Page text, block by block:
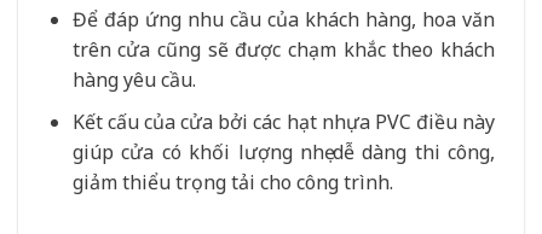
Để đáp ứng nhu cầu của khách hàng, hoa văn
trên cửa cũng sẽ được chạm khắc theo khách
hàng yêu cầu.
Kết cấu của cửa bởi các hạt nhựa PVC điều này
giúp cửa có khối lượng nhẹ dễ dàng thi công,
giảm thiểu trọng tải cho công trình.